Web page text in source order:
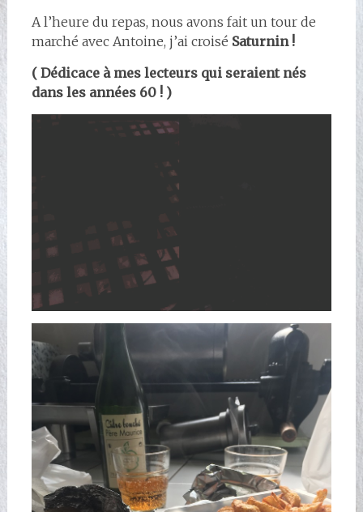
A l’heure du repas, nous avons fait un tour de
marché avec Antoine, j’ai croisé Saturnin !
( Dédicace à mes lecteurs qui seraient nés
dans les années 60 ! )